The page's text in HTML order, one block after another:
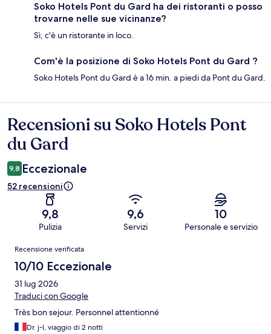
Soko Hotels Pont du Gard ha dei ristoranti o posso
trovarne nelle sue vicinanze?
Sì, c'è un ristorante in loco.
Com'è la posizione di Soko Hotels Pont du Gard ?
Soko Hotels Pont du Gard è a 16 min. a piedi da Pont du Gard.
Recensioni
Recensioni su Soko Hotels Pont
du Gard
9,8 Eccezionale
52 recensioni
9,8
Pulizia
9,6
Servizi
10
Personale e servizio
Recensioni
Recensione verificata
10/10 Eccezionale
31 lug 2026
Traduci con Google
Très bon sejour. Personnel attentionné
Dr. j-l, viaggio di 2 notti